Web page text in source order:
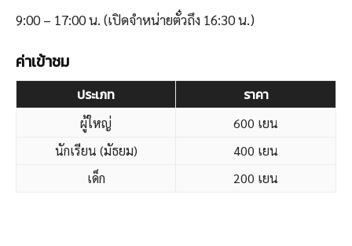
9:00 – 17:00 น. (เปิดจำหน่ายตั๋วถึง 16:30 น.)
ค่าเข้าชม
ประเภท ราคา
ผู้ใหญ่
600 เยน
นักเรียน (มัธยม)
400 เยน
เด็ก
200 เยน